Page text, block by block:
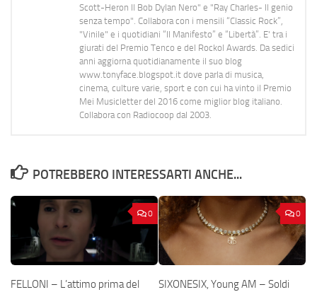
Scott-Heron Il Bob Dylan Nero" e "Ray Charles- Il genio
senza tempo". Collabora con i mensili “Classic Rock”,
"Vinile" e i quotidiani “Il Manifesto” e “Libertà”. E' tra i
giurati del Premio Tenco e del Rockol Awards. Da sedici
anni aggiorna quotidianamente il suo blog
www.tonyface.blogspot.it dove parla di musica,
cinema, culture varie, sport e con cui ha vinto il Premio
Mei Musicletter del 2016 come miglior blog italiano.
Collabora con Radiocoop dal 2003.
POTREBBERO INTERESSARTI ANCHE...
0
FELLONI – L’attimo prima del
0
SIXONESIX, Young AM – Soldi